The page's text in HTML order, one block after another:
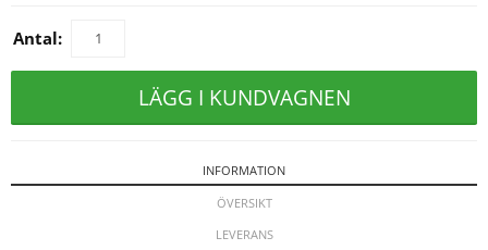
Antal:
LÄGG I KUNDVAGNEN
INFORMATION
ÖVERSIKT
LEVERANS